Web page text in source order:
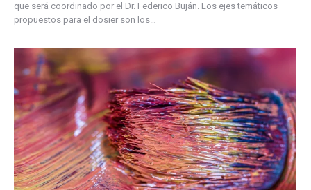
que será coordinado por el Dr. Federico Buján. Los ejes temáticos
propuestos para el dosier son los…